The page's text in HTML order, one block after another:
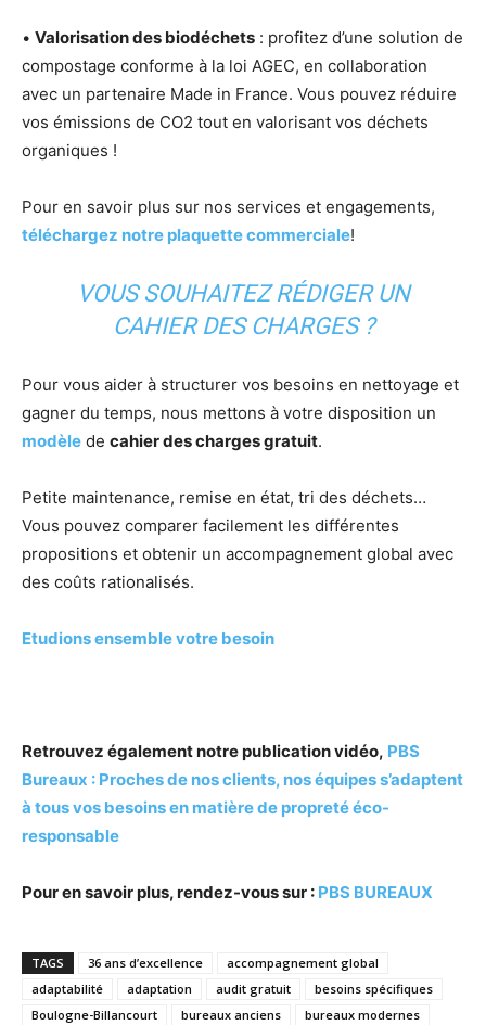
• Valorisation des biodéchets : profitez d’une solution de
compostage conforme à la loi AGEC, en collaboration
avec un partenaire Made in France. Vous pouvez réduire
vos émissions de CO2 tout en valorisant vos déchets
organiques !
Pour en savoir plus sur nos services et engagements,
téléchargez notre plaquette commerciale!
VOUS SOUHAITEZ RÉDIGER UN
CAHIER DES CHARGES ?
Pour vous aider à structurer vos besoins en nettoyage et
gagner du temps, nous mettons à votre disposition un
modèle de cahier des charges gratuit.
Petite maintenance, remise en état, tri des déchets…
Vous pouvez comparer facilement les différentes
propositions et obtenir un accompagnement global avec
des coûts rationalisés.
Etudions ensemble votre besoin
Retrouvez également notre publication vidéo, PBS
Bureaux : Proches de nos clients, nos équipes s’adaptent
à tous vos besoins en matière de propreté éco-
responsable
Pour en savoir plus, rendez-vous sur : PBS BUREAUX
TAGS 36 ans d’excellence
accompagnement global
adaptabilité
adaptation audit gratuit
besoins spécifiques
Boulogne-Billancourt
bureaux anciens
bureaux modernes